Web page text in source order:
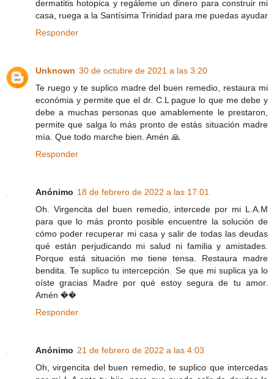
dermatitis hotopica y regáleme un dinero para construir mi
casa, ruega a la Santísima Trinidad para me puedas ayudar
Responder
Unknown 30 de octubre de 2021 a las 3:20
Te ruego y te suplico madre del buen remedio, restaura mi
económia y permite que el dr. C.L pague lo que me debe y
debe a muchas personas que amablemente le prestaron,
permite que salga lo más pronto de estás situación madre
mía. Que todo marche bien. Amén 🙏
Responder
Anónimo 18 de febrero de 2022 a las 17:01
Oh. Virgencita del buen remedio, intercede por mi L.A.M
para que lo más pronto posible encuentre la solución de
cómo poder recuperar mi casa y salir de todas las deudas
qué están perjudicando mi salud ni familia y amistades.
Porque está situación me tiene tensa. Restaura madre
bendita. Te suplico tu intercepción. Se que mi suplica ya lo
oíste gracias Madre por qué estoy segura de tu amor.
Amén ��
Responder
Anónimo 21 de febrero de 2022 a las 4:03
Oh, virgencita del buen remedio, te suplico que intercedas